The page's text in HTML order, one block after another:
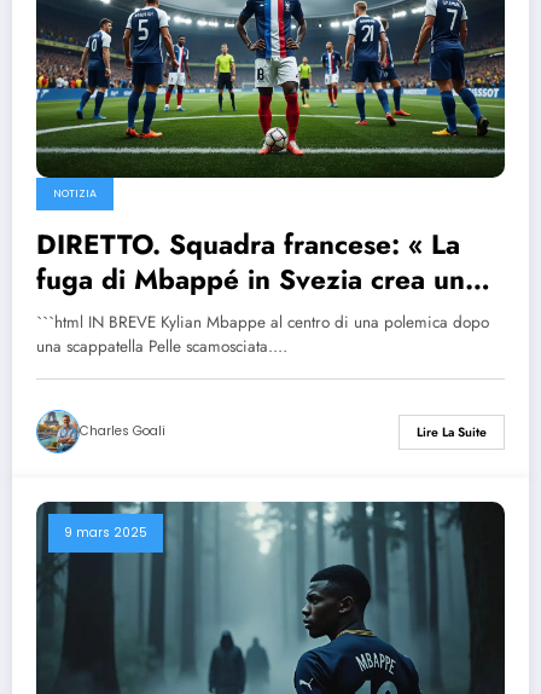
NOTIZIA
DIRETTO. Squadra francese: « La
fuga di Mbappé in Svezia crea un
certo disordine »
```html IN BREVE Kylian Mbappe al centro di una polemica dopo
una scappatella Pelle scamosciata.…
Charles Goali Lire La Suite
9 mars 2025